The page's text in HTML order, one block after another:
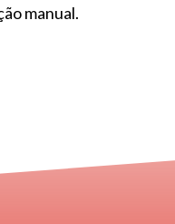
manual.